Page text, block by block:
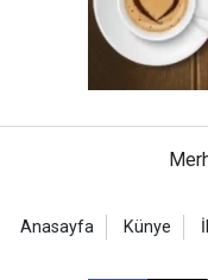
Anasayfa Künye